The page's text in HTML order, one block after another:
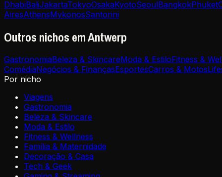
DhabiBaliJakartaTokyoOsakaKyotoSeoulBangkokPhuket
AiresAthensMykonosSantorini
Outros nichos em Antwerp
GastronomiaBeleza & SkincareModa & EstiloFitness &
ComédiaNegócios & FinançasEsportesCarros & Motos
Por nicho
Viagens
Gastronomia
Beleza & Skincare
Moda & Estilo
Fitness & Wellness
Família & Maternidade
Decoração & Casa
Tech & Geek